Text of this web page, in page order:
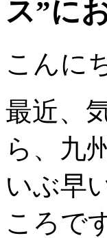
ス”に
こんに
最近、
ら、九
いぶ早
ころで